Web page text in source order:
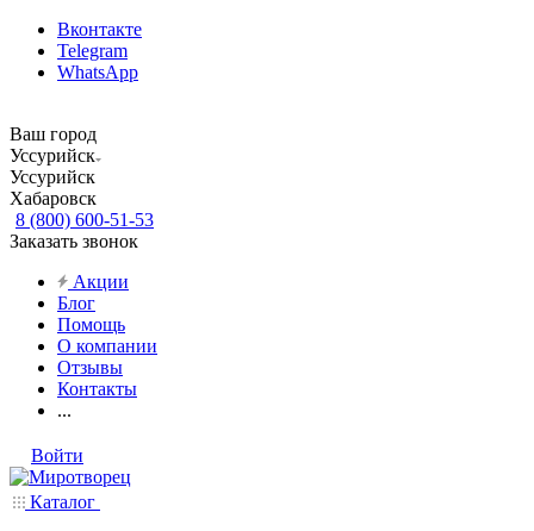
Вконтакте
Telegram
WhatsApp
Ваш город
Уссурийск
Уссурийск
Хабаровск
8 (800) 600-51-53
Заказать звонок
Акции
Блог
Помощь
О компании
Отзывы
Контакты
...
Войти
Каталог